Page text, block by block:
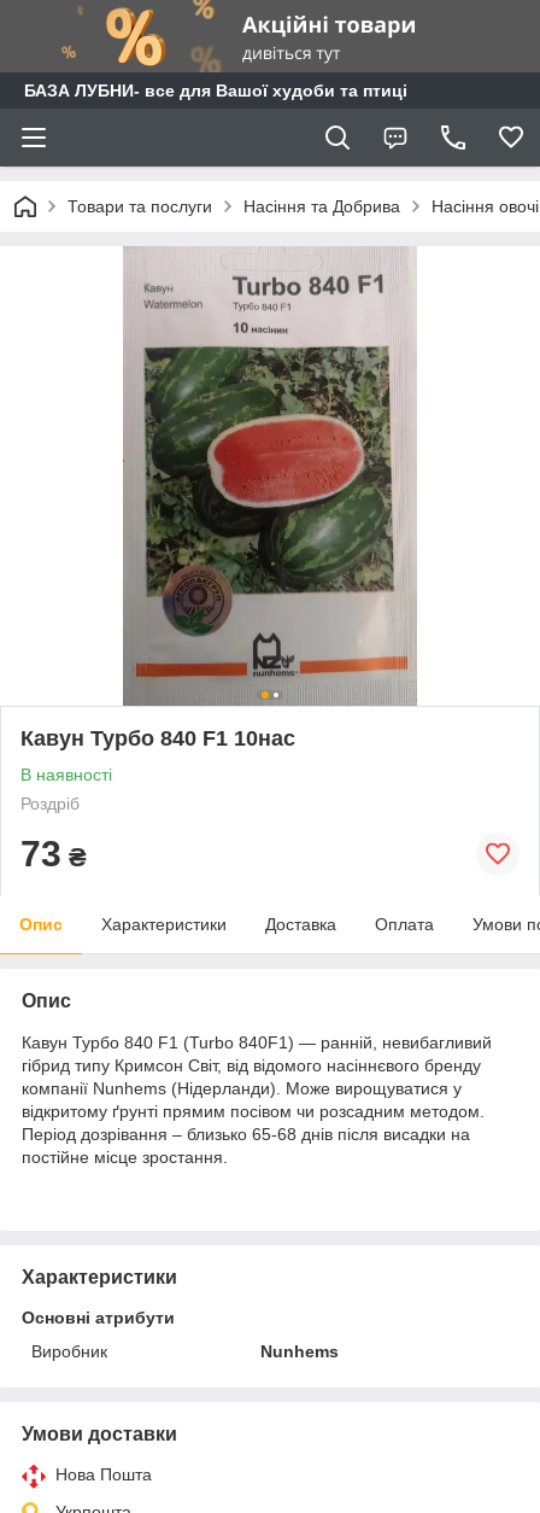
БАЗА ЛУБНИ- все для Вашої худоби та птиці
Товари та послуги Насіння та Добрива Насіння
Кавун Турбо 840 F1 10нас
В наявності
Роздріб
73 ₴
Опис Характеристики Доставка Оплата Умови
Опис
Кавун Турбо 840 F1 (Turbo 840F1) — ранній, невибагливий
гібрид типу Кримсон Світ, від відомого насіннєвого бренду
компанії Nunhems (Нідерланди). Може вирощуватися у
відкритому ґрунті прямим посівом чи розсадним методом.
Період дозрівання – близько 65-68 днів після висадки на
постійне місце зростання.
Характеристики
Основні атрибути
Виробник
Nunhems
Умови доставки
Нова Пошта